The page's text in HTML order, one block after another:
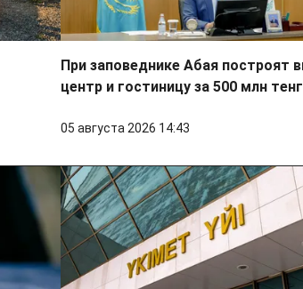
При заповеднике Абая построят
центр и гостиницу за 500 млн
05 августа 2026 14:43